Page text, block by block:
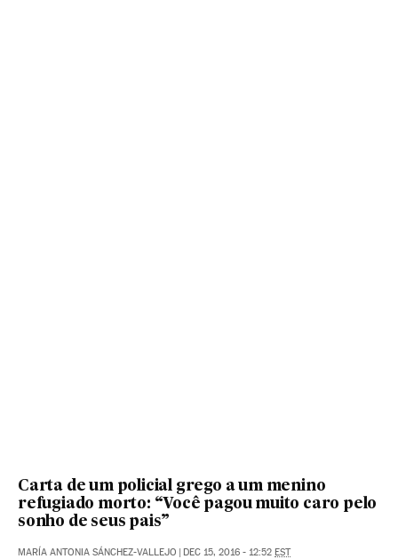
Carta de um policial grego a um menino
refugiado morto: “Você pagou muito caro pelo
sonho de seus pais”
MARÍA ANTONIA SÁNCHEZ-VALLEJO | DEC 15, 2016 - 12:52 EST